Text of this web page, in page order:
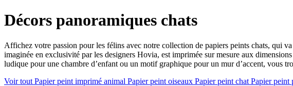
Décors panoramiques chats
Affichez votre passion pour les félins avec notre collection de papiers peints chats, qui
imaginée en exclusivité par les designers Hovia, est imprimée sur mesure aux
ludique pour une chambre d’enfant ou un motif graphique pour un mur d’accent, vous
Voir tout Papier peint imprimé animal Papier peint oiseaux Papier peint chat Papier peint